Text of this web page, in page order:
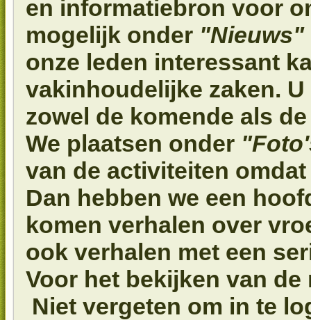
en informatiebron voor
mogelijk onder "Nieuws"
onze leden interessant
vakinhoudelijke zaken.
zowel de komende als
We plaatsen onder
van de activiteiten
Dan hebben we een
komen verhalen over
ook verhalen met een
Voor het bekijken van
Niet vergeten om in te